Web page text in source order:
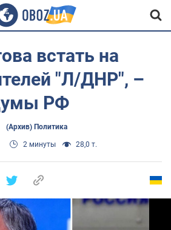
встать на
"Л/ДНР", –
РФ
(Архив) Политика
2 минуты 28,0 т.